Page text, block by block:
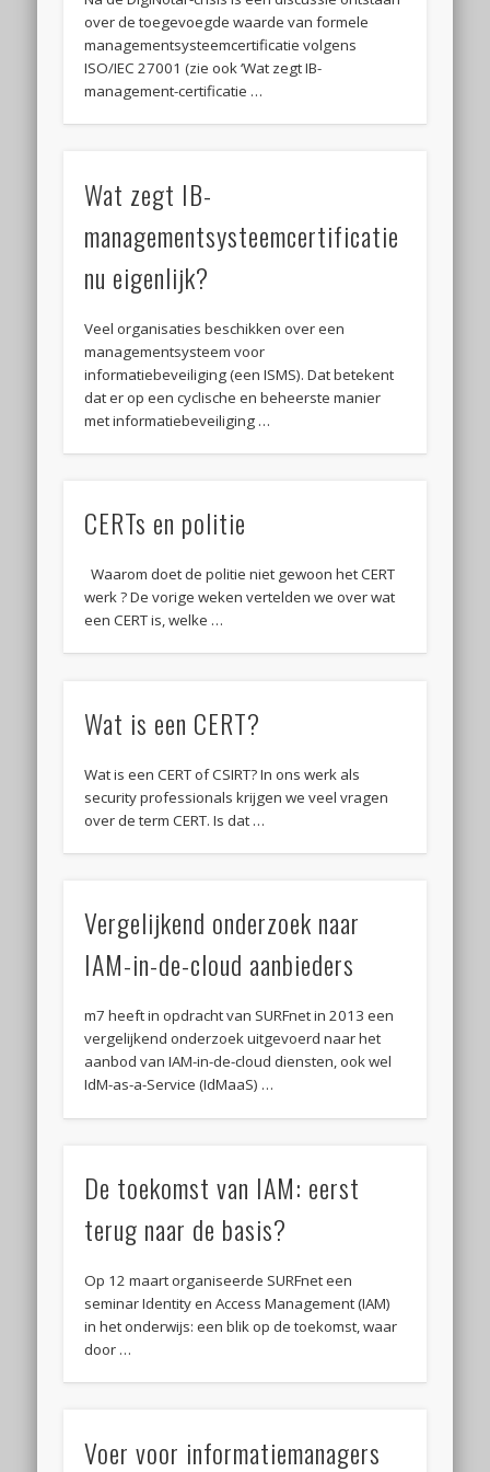
over de toegevoegde waarde van formele
managementsysteemcertificatie volgens
ISO/IEC 27001 (zie ook ‘Wat zegt IB-
management-certificatie …
Wat zegt IB-
managementsysteemcertificatie
nu eigenlijk?
Veel organisaties beschikken over een
managementsysteem voor
informatiebeveiliging (een ISMS). Dat betekent
dat er op een cyclische en beheerste manier
met informatiebeveiliging …
CERTs en politie
Waarom doet de politie niet gewoon het CERT
werk ? De vorige weken vertelden we over wat
een CERT is, welke …
Wat is een CERT?
Wat is een CERT of CSIRT? In ons werk als
security professionals krijgen we veel vragen
over de term CERT. Is dat …
Vergelijkend onderzoek naar
IAM-in-de-cloud aanbieders
m7 heeft in opdracht van SURFnet in 2013 een
vergelijkend onderzoek uitgevoerd naar het
aanbod van IAM-in-de-cloud diensten, ook wel
IdM-as-a-Service (IdMaaS) …
De toekomst van IAM: eerst
terug naar de basis?
Op 12 maart organiseerde SURFnet een
seminar Identity en Access Management (IAM)
in het onderwijs: een blik op de toekomst, waar
door …
Voer voor informatiemanagers